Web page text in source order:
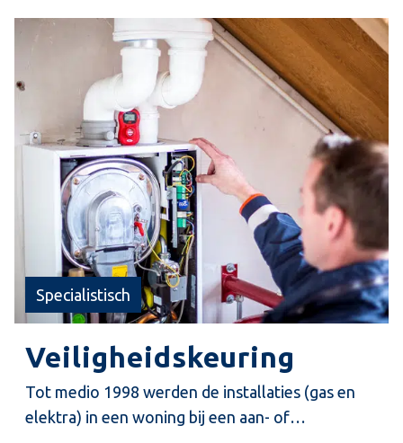
kruipruimte. Voor een gezond binnenklimaat is
het essentieel dat geen vocht en schadelijke
gassen als radon uit de kruipruimte een gebouw
binnenkomen. Zorg dus dat de begane
grondvloer en/of de kruipruimte luchtdicht en
droog is (zie uitvoeringsaspecten).
Specialistisch
Veiligheidskeuring
Tot medio 1998 werden de installaties (gas en
elektra) in een woning bij een aan- of